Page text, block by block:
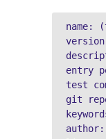
name:
entry
test
git